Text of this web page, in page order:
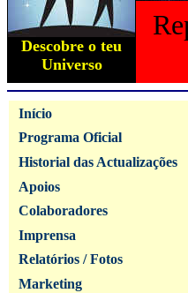
Descobre o teu
Universo
Início
Programa Oficial
Historial das Actualizações
Apoios
Colaboradores
Imprensa
Relatórios / Fotos
Marketing